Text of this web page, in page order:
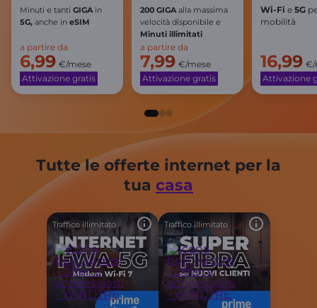
Minuti e tanti GIGAin
5G, anche in eSIM
a partire da
6,99 €/mese
Attivazione gratis
200 GIGAalla massima
velocità disponibile e
Minuti illimitati
a partire da
7,99 €/mese
Attivazione gratis
Wi-Fi e 5G
mobilità
16,99 €/
Attivazione
Tutte le offerte internet per la
tua casa
Traffico illimitato Traffico illimitato